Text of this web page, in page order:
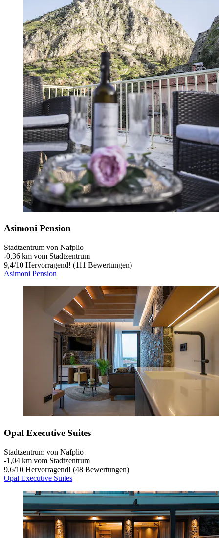
Asimoni Pension
Stadtzentrum von Nafplio
‐0,36 km vom Stadtzentrum
9,4/10 Hervorragend! (111 Bewertungen)
Asimoni Pension
Opal Executive Suites
Stadtzentrum von Nafplio
‐1,04 km vom Stadtzentrum
9,6/10 Hervorragend! (48 Bewertungen)
Opal Executive Suites